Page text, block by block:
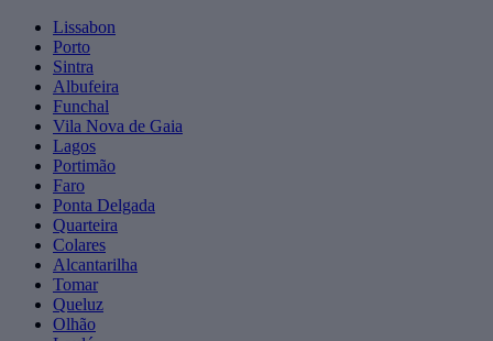
Lissabon
Porto
Sintra
Albufeira
Funchal
Vila Nova de Gaia
Lagos
Portimão
Faro
Ponta Delgada
Quarteira
Colares
Alcantarilha
Tomar
Queluz
Olhão